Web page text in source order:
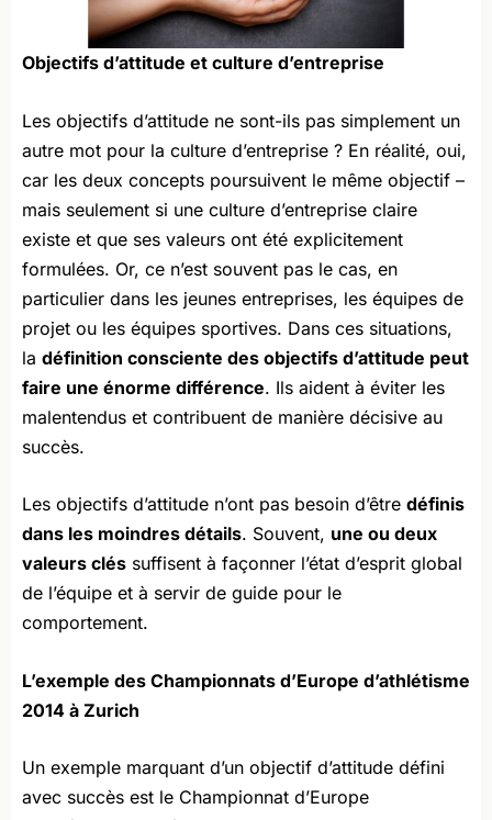
Objectifs d’attitude et culture d’entreprise
Les objectifs d’attitude ne sont-ils pas simplement un
autre mot pour la culture d’entreprise ? En réalité, oui,
car les deux concepts poursuivent le même objectif –
mais seulement si une culture d’entreprise claire
existe et que ses valeurs ont été explicitement
formulées. Or, ce n’est souvent pas le cas, en
particulier dans les jeunes entreprises, les équipes de
projet ou les équipes sportives. Dans ces situations,
la définition consciente des objectifs d’attitude peut
faire une énorme différence. Ils aident à éviter les
malentendus et contribuent de manière décisive au
succès.
Les objectifs d’attitude n’ont pas besoin d’être définis
dans les moindres détails. Souvent, une ou deux
valeurs clés suffisent à façonner l’état d’esprit global
de l’équipe et à servir de guide pour le
comportement.
L’exemple des Championnats d’Europe d’athlétisme
2014 à Zurich
Un exemple marquant d’un objectif d’attitude défini
avec succès est le Championnat d’Europe